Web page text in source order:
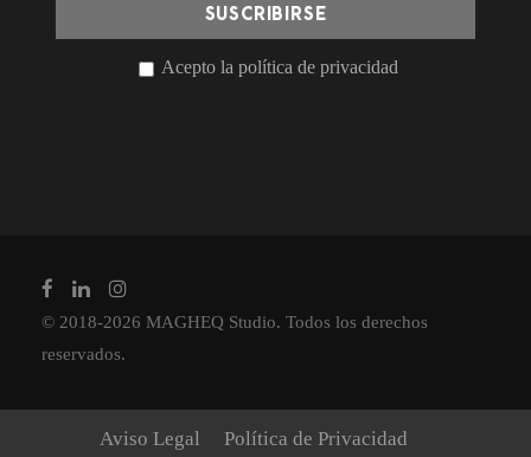
Acepto la política de privacidad
© 2018-2026 MAGHEQ Studio. Todos los derechos
reservados.
Aviso Legal Política de Privacidad